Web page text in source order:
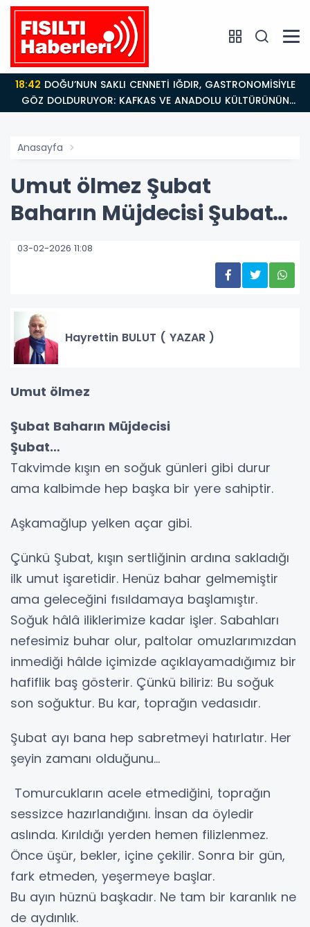
18:42
GÖZ DOLDURUYOR: KAFKAS VE ANADOLU KÜLTÜRÜNÜN
BULUŞMA NOKTASI
Anasayfa
Umut ölmez Şubat
Baharın Müjdecisi Şubat…
03-02-2026 11:08
Hayrettin BULUT ( YAZAR )
Umut ölmez
Şubat Baharın Müjdecisi
Şubat…
Takvimde kışın en soğuk günleri gibi durur
ama kalbimde hep başka bir yere sahiptir.
Aşkamağlup yelken açar gibi.
Çünkü Şubat, kışın sertliğinin ardına sakladığı
ilk umut işaretidir. Henüz bahar gelmemiştir
ama geleceğini fısıldamaya başlamıştır.
Soğuk hâlâ iliklerimize kadar işler. Sabahları
nefesimiz buhar olur, paltolar omuzlarımızdan
inmediği hâlde içimizde açıklayamadığımız bir
hafiflik baş gösterir. Çünkü biliriz: Bu soğuk
son soğuktur. Bu kar, toprağın vedasıdır.
Şubat ayı bana hep sabretmeyi hatırlatır. Her
şeyin zamanı olduğunu…
Tomurcukların acele etmediğini, toprağın
sessizce hazırlandığını. İnsan da öyledir
aslında. Kırıldığı yerden hemen filizlenmez.
Önce üşür, bekler, içine çekilir. Sonra bir gün,
fark etmeden, yeşermeye başlar.
Bu ayın hüznü başkadır. Ne tam bir karanlık ne
de aydınlık.